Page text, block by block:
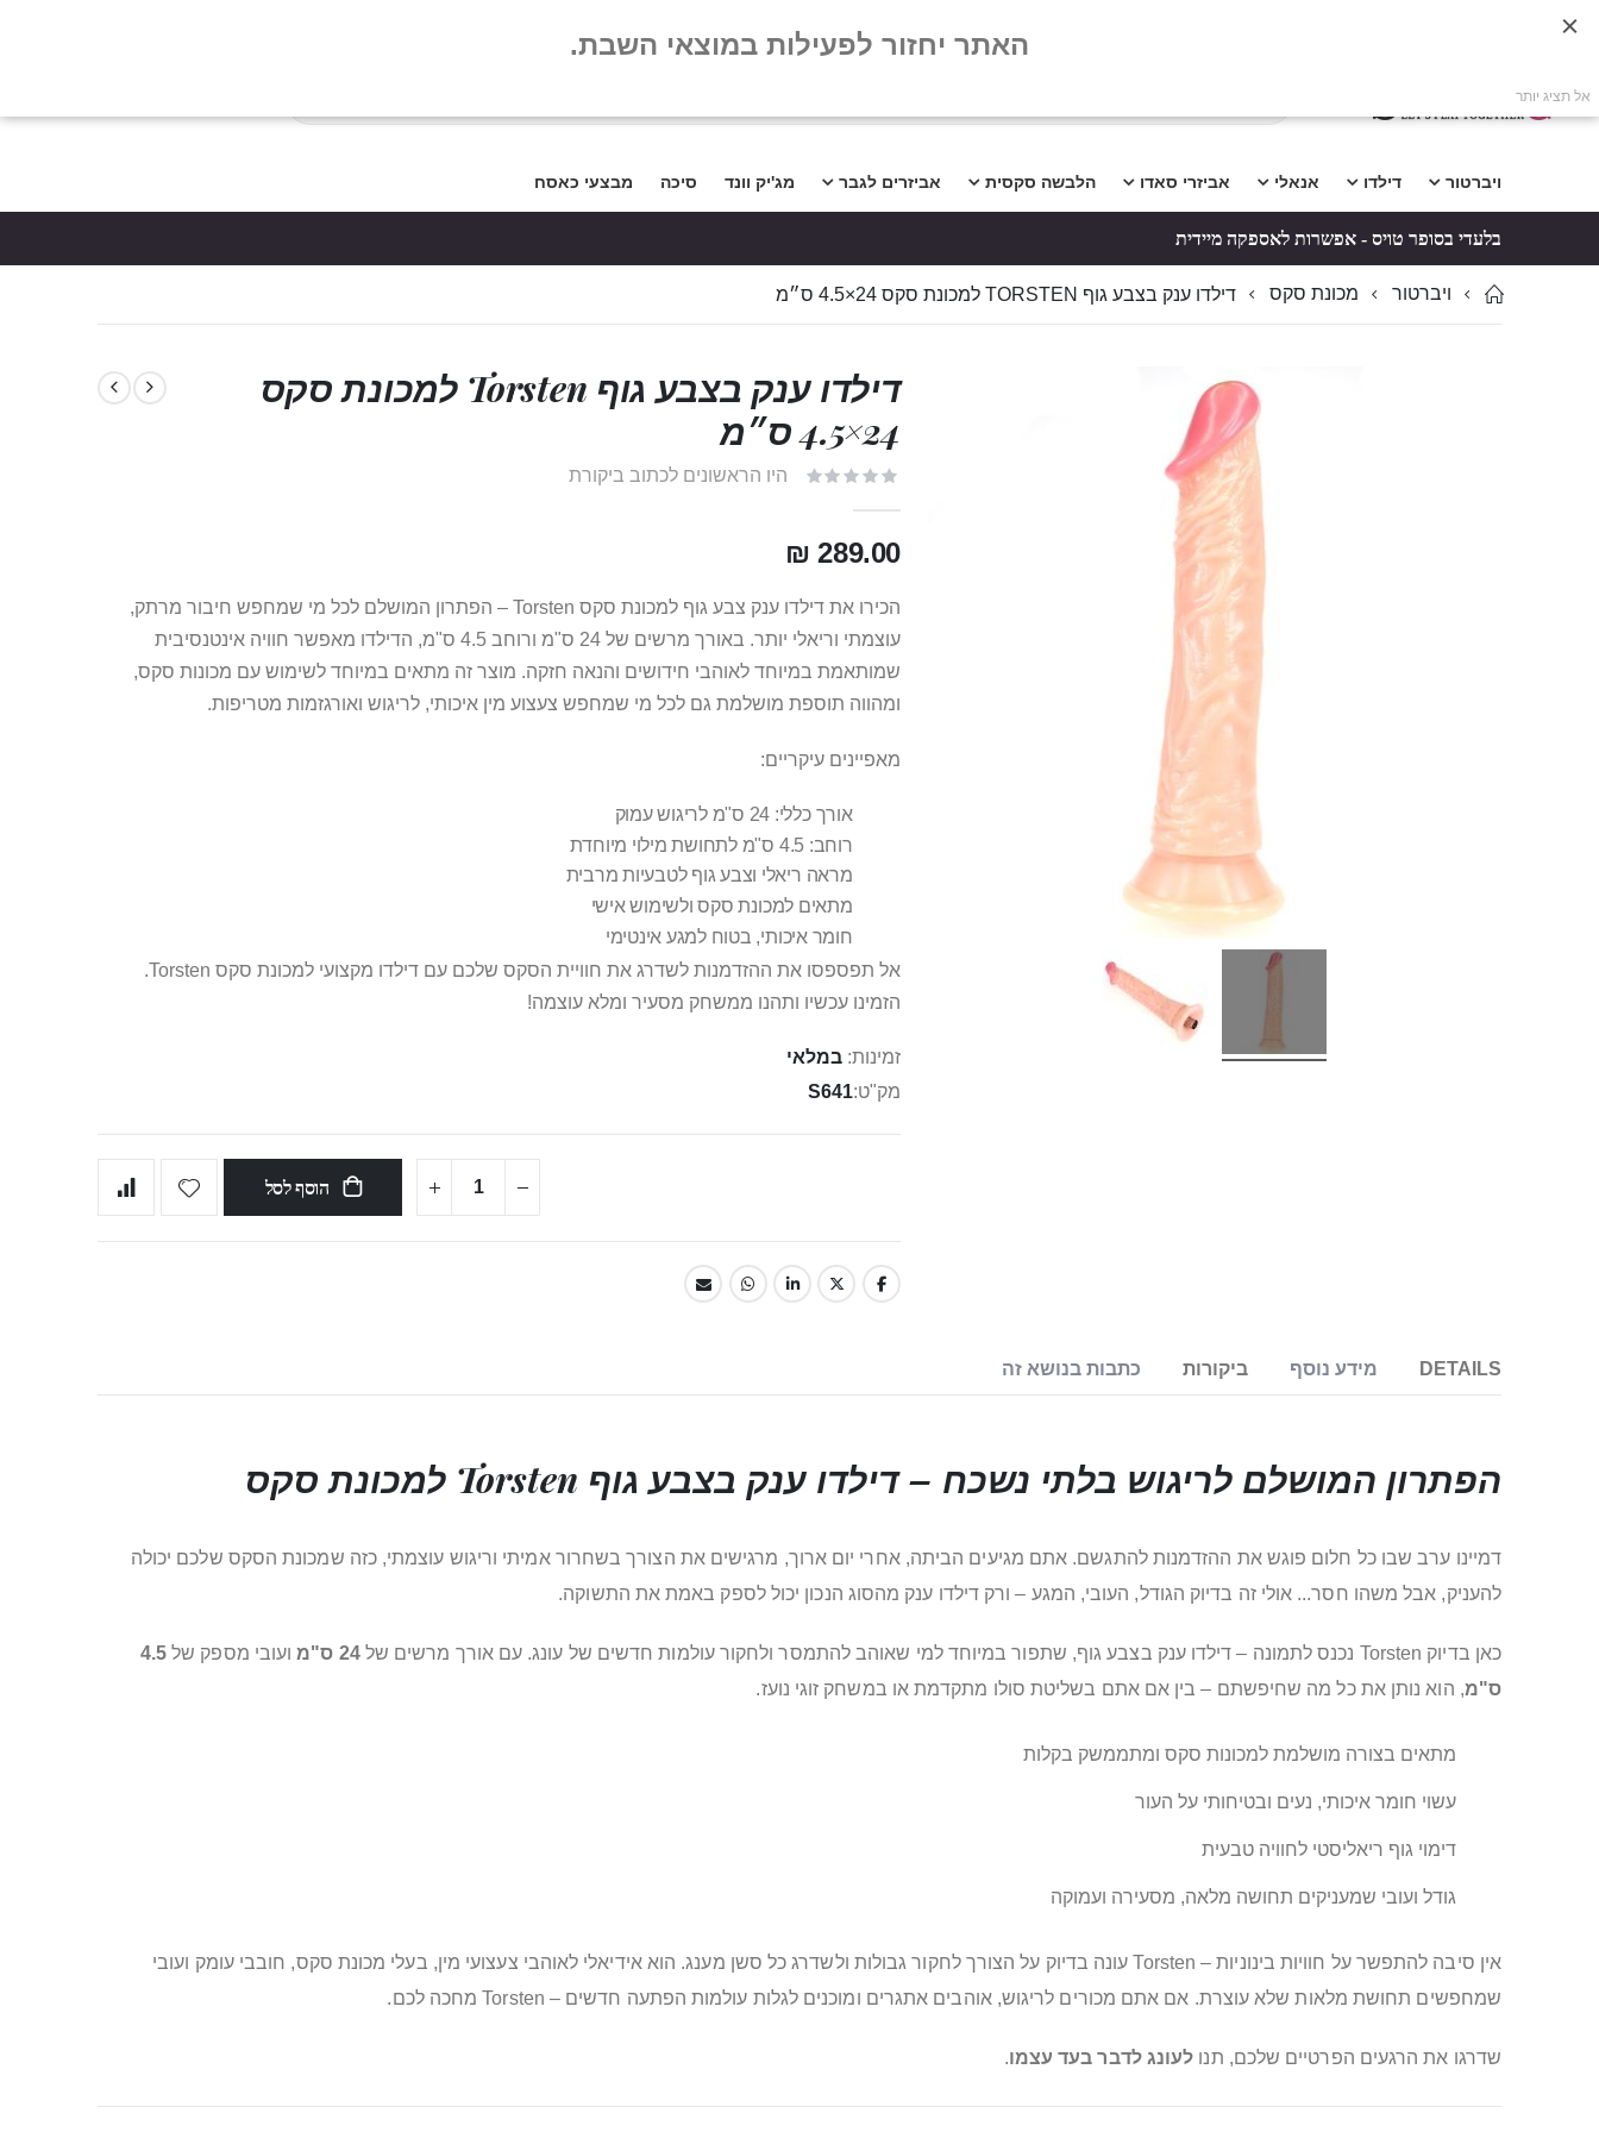
סל קניות
ויברטור דילדו אנאלי אביזרי סאדו הלבשה סקסית אביזרים לגבר מג'יק וונד סיכה מבצעי כאסח
בלעדי בסופר טויס - אפשרות לאספקה מיידית
ויברטור מכונת סקס דילדו ענק בצבע גוף TORSTEN למכונת סקס 24×4.5 ס״מ
דילדו ענק בצבע גוף Torsten למכונת סקס
24×4.5 ס״מ
היו הראשונים לכתוב ביקורת
289.00 ₪
הכירו את דילדו ענק צבע גוף למכונת סקס Torsten – הפתרון המושלם לכל מי שמחפש חיבור מרתק,
עוצמתי וריאלי יותר. באורך מרשים של 24 ס"מ ורוחב 4.5 ס"מ, הדילדו מאפשר חוויה אינטנסיבית
שמותאמת במיוחד לאוהבי חידושים והנאה חזקה. מוצר זה מתאים במיוחד לשימוש עם מכונות סקס,
ומהווה תוספת מושלמת גם לכל מי שמחפש צעצוע מין איכותי, לריגוש ואורגזמות מטריפות.
מאפיינים עיקריים:
אורך כללי: 24 ס"מ לריגוש עמוק
רוחב: 4.5 ס"מ לתחושת מילוי מיוחדת
מראה ריאלי וצבע גוף לטבעיות מרבית
מתאים למכונת סקס ולשימוש אישי
חומר איכותי, בטוח למגע אינטימי
אל תפספסו את ההזדמנות לשדרג את חוויית הסקס שלכם עם דילדו מקצועי למכונת סקס Torsten.
הזמינו עכשיו ותהנו ממשחק מסעיר ומלא עוצמה!
זמינות: במלאי
מק"ט S641
הוסף לסל
DETAILS מידע נוסף ביקורות כתבות בנושא זה
הפתרון המושלם לריגוש בלתי נשכח –דילדו ענק בצבע גוף Torsten למכונת סקס
דמיינו ערב שבו כל חלום פוגש את ההזדמנות להתגשם. אתם מגיעים הביתה, אחרי יום ארוך, מרגישים את הצורך בשחרור אמיתי וריגוש עוצמתי, כזה שמכונת הסקס שלכם יכולה
להעניק, אבל משהו חסר... אולי זה בדיוק הגודל, העובי, המגע – ורק דילדו ענק מהסוג הנכון יכול לספק באמת את התשוקה.
כאן בדיוק Torsten נכנס לתמונה – דילדו ענק בצבע גוף, שתפור במיוחד למי שאוהב להתמסר ולחקור עולמות חדשים של עונג. עם אורך מרשים של 24 ס"מ ועובי מספק של 4.5
ס"מ, הוא נותן את כל מה שחיפשתם – בין אם אתם בשליטת סולו מתקדמת או במשחק זוגי נועז.
מתאים בצורה מושלמת למכונות סקס ומתממשק בקלות
עשוי חומר איכותי, נעים ובטיחותי על העור
דימוי גוף ריאליסטי לחוויה טבעית
גודל ועובי שמעניקים תחושה מלאה, מסעירה ועמוקה
אין סיבה להתפשר על חוויות בינוניות – Torsten עונה בדיוק על הצורך לחקור גבולות ולשדרג כל סשן מענג. הוא אידיאלי לאוהבי צעצועי מין, בעלי מכונת סקס, חובבי עומק ועובי
שמחפשים תחושת מלאות שלא עוצרת. אם אתם מכורים לריגוש, אוהבים אתגרים ומוכנים לגלות עולמות הפתעה חדשים – Torsten מחכה לכם.
שדרגו את הרגעים הפרטיים שלכם, תנו לעונג לדבר בעד עצמו.
האתר יחזור לפעילות במוצאי השבת.
אל תציג יותר